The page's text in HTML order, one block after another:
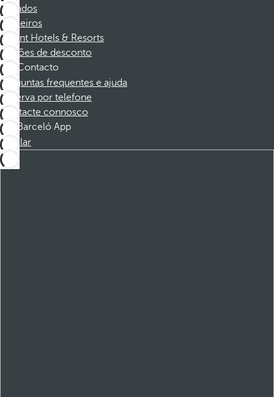
Afiliados
Parceiros
Dorint Hotels & Resorts
Cupões de desconto
Contacto
Perguntas frequentes e ajuda
Reserva por telefone
Contacte connosco
Barceló App
Instalar